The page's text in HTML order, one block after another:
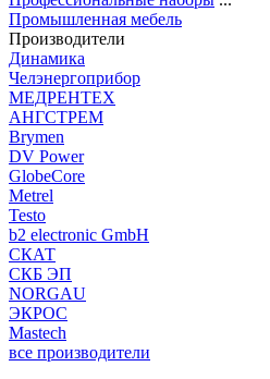
Промышленная мебель
Производители
Динамика
Челэнергоприбор
МЕДРЕНТЕХ
АНГСТРЕМ
Brymen
DV Power
GlobeCore
Metrel
Testo
b2 electronic GmbH
СКАТ
СКБ ЭП
NORGAU
ЭКРОС
Mastech
все производители